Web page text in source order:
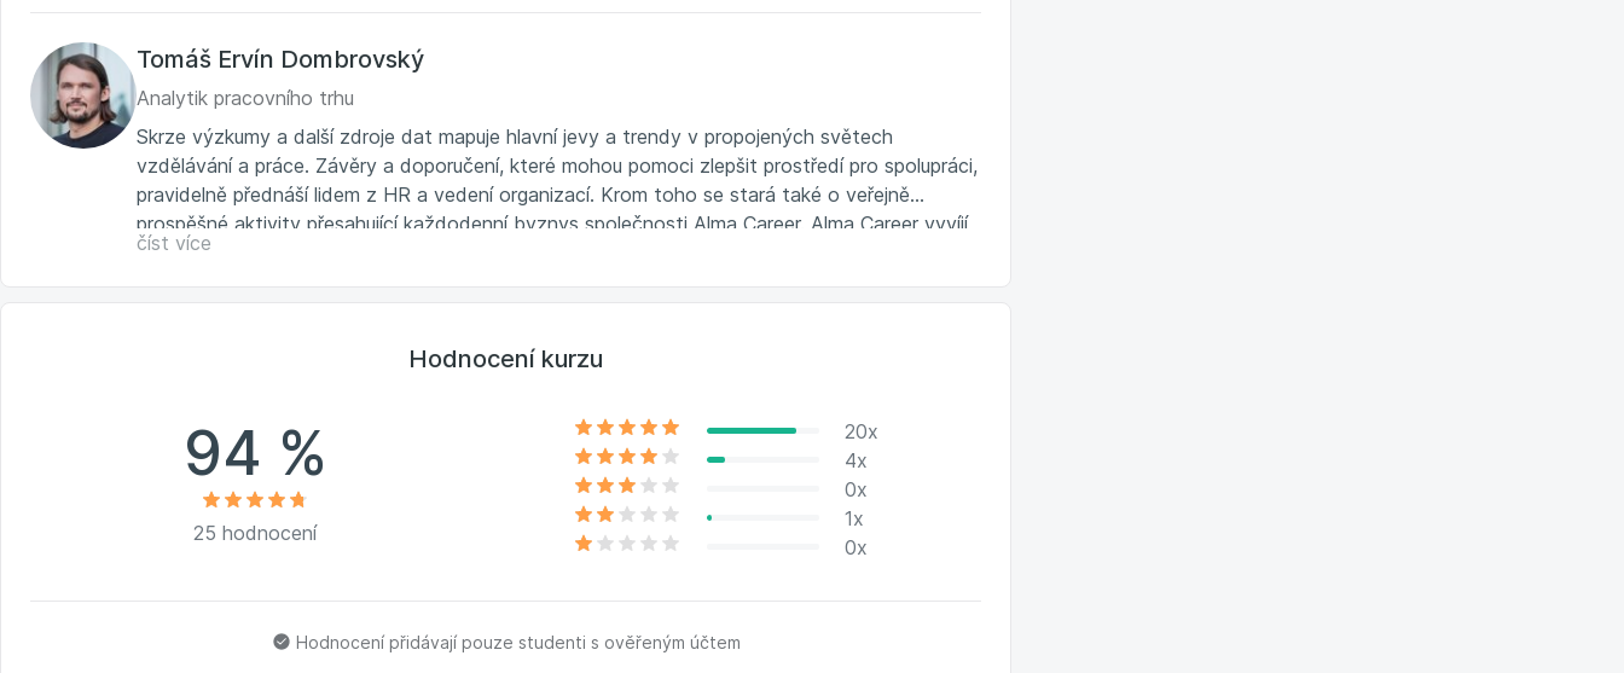
Tomáš Ervín Dombrovský
Analytik pracovního trhu
Skrze výzkumy a další zdroje dat mapuje hlavní jevy a trendy v propojených světech
vzdělávání a práce. Závěry a doporučení, které mohou pomoci zlepšit prostředí pro spolupráci,
pravidelně přednáší lidem z HR a vedení organizací. Krom toho se stará také o veřejně
prospěšné aktivity přesahující každodenní byznys společnosti Alma Career. Alma Career vyvíjí
online služby pro vzdělávání a hledání práce, například
Atmoskop.cza další portály a mobilní aplikace.
číst více
Hodnocení kurzu
94 %
25 hodnocení
20x
4x
0x
1x
0x
Hodnocení přidávají pouze studenti s ověřeným účtem